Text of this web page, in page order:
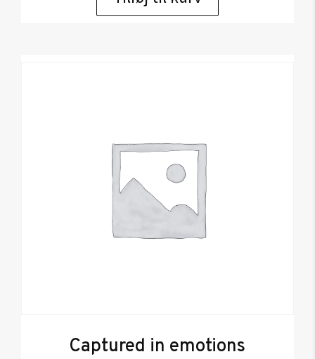
Captured in emotions